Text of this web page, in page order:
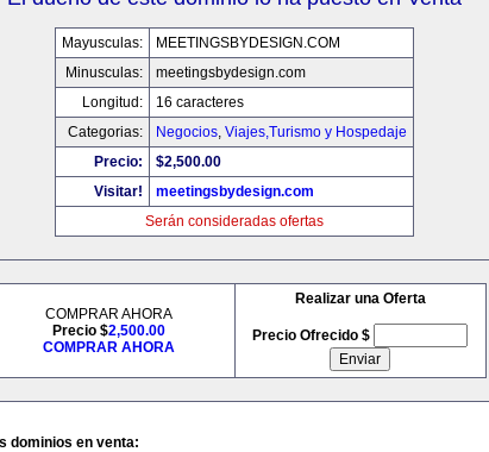
Mayusculas:
MEETINGSBYDESIGN.COM
Minusculas:
meetingsbydesign.com
Longitud:
16 caracteres
Categorias:
Negocios, Viajes,Turismo y Hospedaje
Precio:
$2,500.00
Visitar!
meetingsbydesign.com
Serán consideradas ofertas
COMPRAR AHORA
Precio $2,500.00
COMPRAR AHORA
Realizar una Oferta
Precio Ofrecido $
dominios en venta: